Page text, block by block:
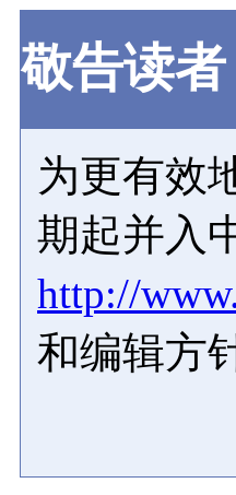
敬告读者
为更有效
期起并入
http://
和编辑方